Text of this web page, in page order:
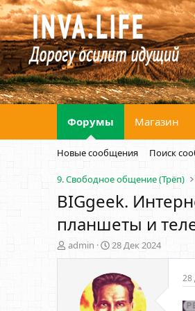
Форумы Магазин
Новые сообщения Поиск
9. Свободное общение (Трёп)
BIGgeek.
планшеты и
А
в
admin
Д
а
а
н
а
28 Дек 2024
28